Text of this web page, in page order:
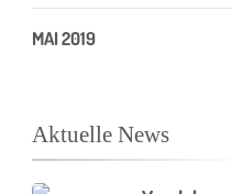
MAI 2019
Aktuelle News